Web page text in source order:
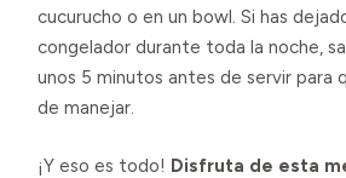
cucurucho o en un bowl. Si has
congelador durante toda la noche,
unos 5 minutos antes de servir para
de manejar.
¡Y eso es todo! Disfruta de esta